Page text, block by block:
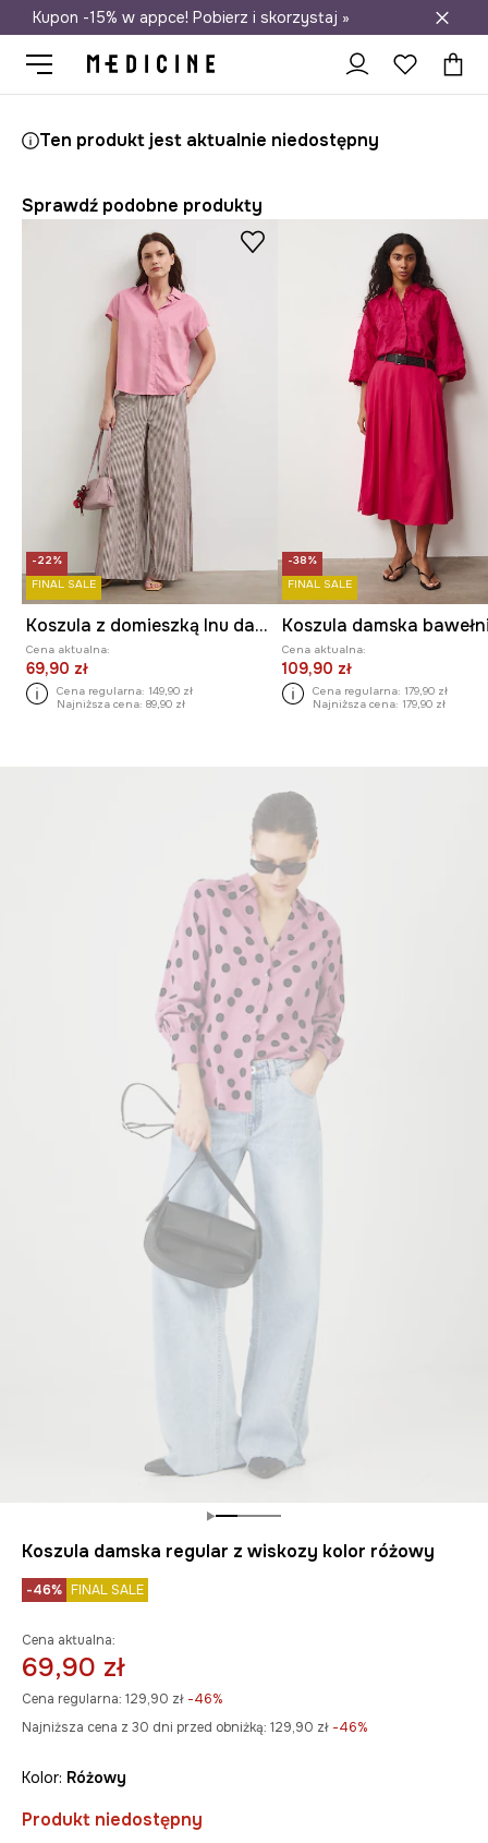
Darmowa dostawa do salonów
Kupon -15% w appce! Pobierz i skorzystaj »
Ten produkt jest aktualnie niedostępny
Sprawdź podobne produkty
-22%
FINAL SALE
Koszula z domieszką lnu damska gładka
Cena aktualna:
69,90 zł
Cena regularna: 149,90 zł
Najniższa cena: 89,90 zł
-38%
FINAL SALE
Cena aktualna:
109,90 zł
Cena regularna: 179,90 zł
Najniższa cena: 179,90 zł
Koszula damska regular z wiskozy kolor różowy
-46% FINAL SALE
Cena aktualna:
69,90 zł
Cena regularna: 129,90 zł -46%
Najniższa cena z 30 dni przed obniżką: 129,90 zł -46%
Kolor: różowy
Produkt niedostępny